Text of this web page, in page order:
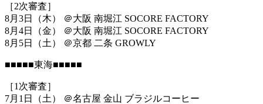
［2次審査］
8月3日（木） ＠大阪 南堀江 SOCORE FACTORY
8月4日（金） ＠大阪 南堀江 SOCORE FACTORY
8月5日（土） ＠京都 二条 GROWLY
■■■■■東海■■■■■
［1次審査］
7月1日（土） ＠名古屋 金山 ブラジルコーヒー